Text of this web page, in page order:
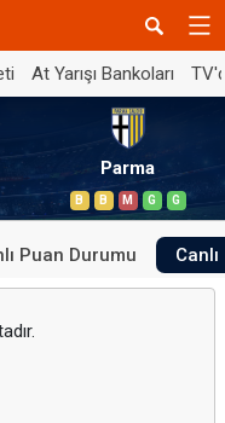
At Yarışı Bankoları
Parma
B B M G G
Puan Durumu